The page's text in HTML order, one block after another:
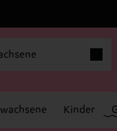
Kinder